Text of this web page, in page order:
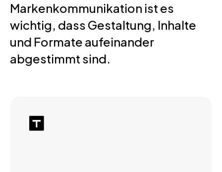
Markenkommunikation ist es
wichtig, dass Gestaltung, Inhalte
und Formate aufeinander
abgestimmt sind.